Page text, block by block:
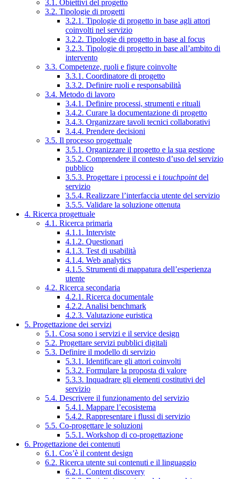
3.1. Obiettivi del progetto
3.2. Tipologie di progetti
3.2.1. Tipologie di progetto in base agli attori
coinvolti nel servizio
3.2.2. Tipologie di progetto in base al focus
3.2.3. Tipologie di progetto in base all’ambito di
intervento
3.3. Competenze, ruoli e figure coinvolte
3.3.1. Coordinatore di progetto
3.3.2. Definire ruoli e responsabilità
3.4. Metodo di lavoro
3.4.1. Definire processi, strumenti e rituali
3.4.2. Curare la documentazione di progetto
3.4.3. Organizzare tavoli tecnici collaborativi
3.4.4. Prendere decisioni
3.5. Il processo progettuale
3.5.1. Organizzare il progetto e la sua gestione
3.5.2. Comprendere il contesto d’uso del servizio
pubblico
3.5.3. Progettare i processi e i touchpointdel
servizio
3.5.4. Realizzare l’interfaccia utente del servizio
3.5.5. Validare la soluzione ottenuta
4. Ricerca progettuale
4.1. Ricerca primaria
4.1.1. Interviste
4.1.2. Questionari
4.1.3. Test di usabilità
4.1.4. Web analytics
4.1.5. Strumenti di mappatura dell’esperienza
utente
4.2. Ricerca secondaria
4.2.1. Ricerca documentale
4.2.2. Analisi benchmark
4.2.3. Valutazione euristica
5. Progettazione dei servizi
5.1. Cosa sono i servizi e il service design
5.2. Progettare servizi pubblici digitali
5.3. Definire il modello di servizio
5.3.1. Identificare gli attori coinvolti
5.3.2. Formulare la proposta di valore
5.3.3. Inquadrare gli elementi costitutivi del
servizio
5.4. Descrivere il funzionamento del servizio
5.4.1. Mappare l’ecosistema
5.4.2. Rappresentare i flussi di servizio
5.5. Co-progettare le soluzioni
5.5.1. Workshop di co-progettazione
6. Progettazione dei contenuti
6.1. Cos’è il content design
6.2. Ricerca utente sui contenuti e il linguaggio
6.2.1. Content discovery